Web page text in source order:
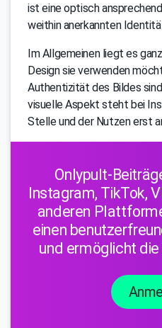
ist eine optisch
weithin anerkannten
Im Allgemeinen liegt es
Design sie verwenden
Authentizität des Bildes
visuelle Aspekt steht bei
Stelle und der Nutzen erst
Onlypult-
Instagram, TikTok,
anderen
einen
und ermöglicht